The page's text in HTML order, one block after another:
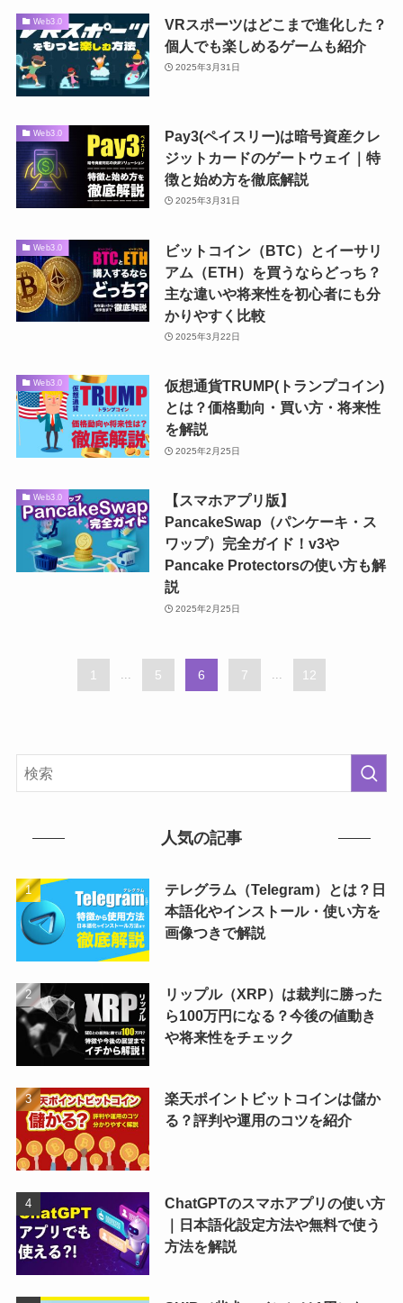
Web3.0
VRスポーツはどこまで進化した？
個人でも楽しめるゲームも紹介
2025年3月31日
Web3.0
Pay3(ペイスリー)は暗号資産クレ
ジットカードのゲートウェイ｜特
徴と始め方を徹底解説
2025年3月31日
Web3.0
ビットコイン（BTC）とイーサリ
アム（ETH）を買うならどっち？
主な違いや将来性を初心者にも分
かりやすく比較
2025年3月22日
Web3.0
仮想通貨TRUMP(トランプコイン)
とは？価格動向・買い方・将来性
を解説
2025年2月25日
Web3.0
【スマホアプリ版】
PancakeSwap（パンケーキ・ス
ワップ）完全ガイド！v3や
Pancake Protectorsの使い方も解
説
2025年2月25日
1 5 6 7 12
人気の記事
テレグラム（Telegram）とは？日
本語化やインストール・使い方を
画像つきで解説
リップル（XRP）は裁判に勝った
ら100万円になる？今後の値動き
や将来性をチェック
楽天ポイントビットコインは儲か
る？評判や運用のコツを紹介
ChatGPTのスマホアプリの使い方
｜日本語化設定方法や無料で使う
方法を解説